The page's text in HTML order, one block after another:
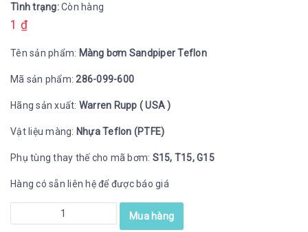
Tình trạng: Còn hàng
1 ₫
Tên sản phẩm: Màng bơm Sandpiper Teflon
Mã sản phẩm:286-099-600
Hãng sản xuất: Warren Rupp ( USA )
Vật liệu màng: Nhựa Teflon (PTFE)
Phụ tùng thay thế cho mã bơm: S15, T15, G15
Hàng có sẵn liên hệ để được báo giá
bơm
Mua hàng